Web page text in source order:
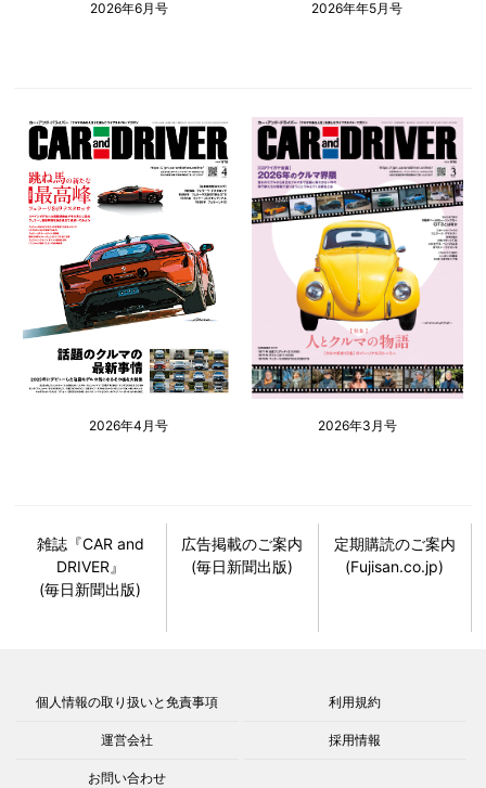
2026年6月号 2026年年5月号
2026年4月号 2026年3月号
雑誌『CAR and
DRIVER』
(毎日新聞出版)
広告掲載のご案内
(毎日新聞出版)
定期購読のご案内
(Fujisan.co.jp)
個人情報の取り扱いと免責事項 利用規約
運営会社 採用情報
お問い合わせ